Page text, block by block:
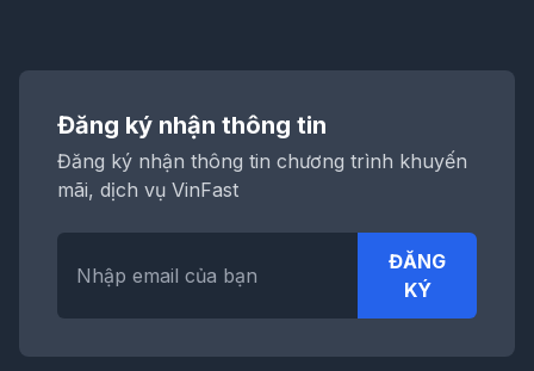
Đăng ký nhận thông tin
Đăng ký nhận thông tin chương trình khuyến
mãi, dịch vụ VinFast
ĐĂNG
KÝ